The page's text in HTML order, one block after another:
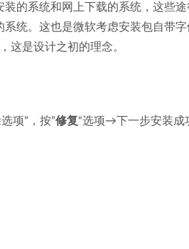
的系统和网上下载的系统，这些
统。这也是微软考虑安装包自带
这是设计之初的理念。
项”，按”修复“选项→下一步安装成